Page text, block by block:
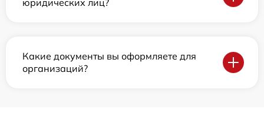
Какие документы вы оформляете для
организаций?